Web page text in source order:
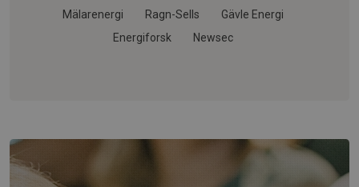
Mälarenergi
Ragn-Sells
Gävle Energi
Energiforsk
Newsec